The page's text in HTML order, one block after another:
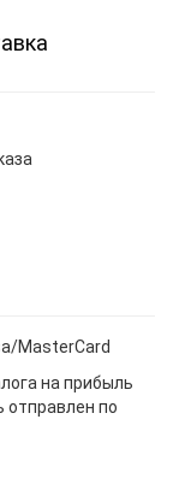
MasterCard
на прибыль
отправлен по